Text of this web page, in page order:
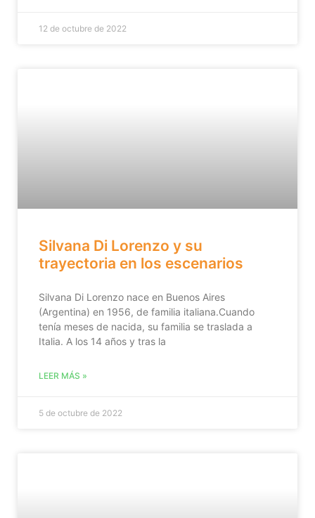
12 de octubre de 2022
Silvana Di Lorenzo y su
trayectoria en los escenarios
Silvana Di Lorenzo nace en Buenos Aires
(Argentina) en 1956, de familia italiana.Cuando
tenía meses de nacida, su familia se traslada a
Italia. A los 14 años y tras la
LEER MÁS »
5 de octubre de 2022